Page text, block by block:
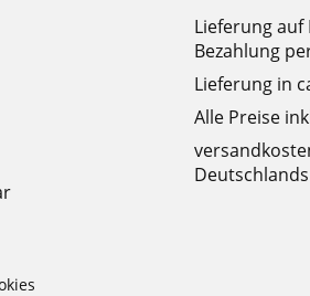
Lieferung
Bezahlung
Lieferung in
Alle Preise
Deutschlands